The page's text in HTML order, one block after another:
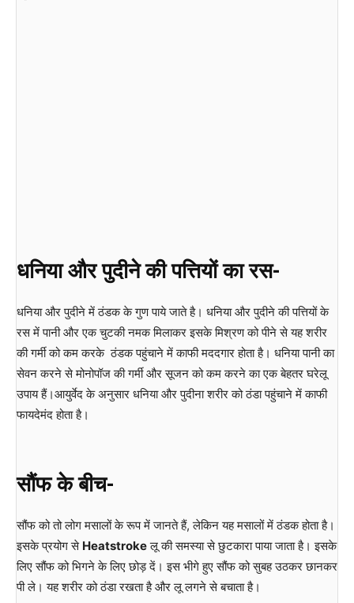
धनिया और पुदीने की पत्तियों का रस-
धनिया और पुदीने में ठंडक के गुण पाये जाते है। धनिया और पुदीने की पत्तियों के
रस में पानी और एक चुटकी नमक मिलाकर इसके मिश्रण को पीने से यह शरीर
की गर्मी को कम करके ठंडक पहुंचाने में काफी मददगार होता है। धनिया पानी का
सेवन करने से मोनोपॉज की गर्मी और सूजन को कम करने का एक बेहतर घरेलू
उपाय हैं।आयुर्वेद के अनुसार धनिया और पुदीना शरीर को ठंडा पहुंचाने में काफी
फायदेमंद होता है।
सौंफ के बीच-
सौंफ को तो लोग मसालों के रूप में जानते हैं, लेकिन यह मसालों में ठंडक होता है।
इसके प्रयोग से Heatstrokeलू की समस्या से छुटकारा पाया जाता है। इसके
लिए सौंफ को भिगने के लिए छोड़ दें। इस भीगे हुए सौंफ को सुबह उठकर छानकर
पी ले। यह शरीर को ठंडा रखता है और लू लगने से बचाता है।